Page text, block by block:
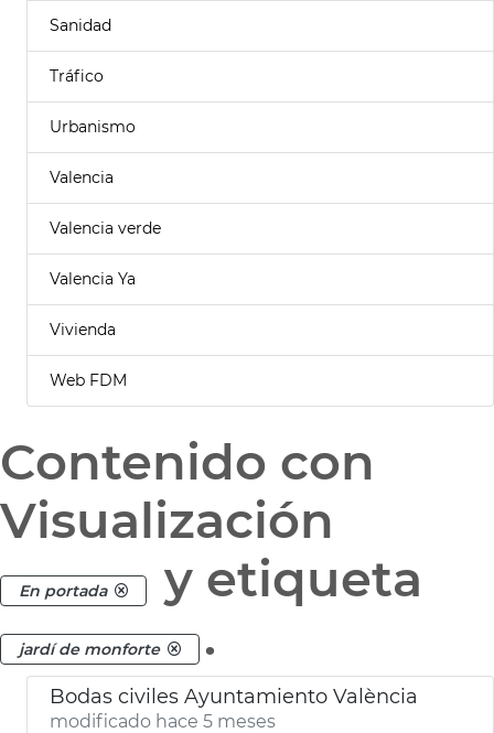
Sanidad
Tráfico
Urbanismo
Valencia
Valencia verde
Valencia Ya
Vivienda
Web FDM
Contenido con
Visualización
En portada y etiqueta
jardí de monforte .
Bodas civiles Ayuntamiento València
modificado hace 5 meses